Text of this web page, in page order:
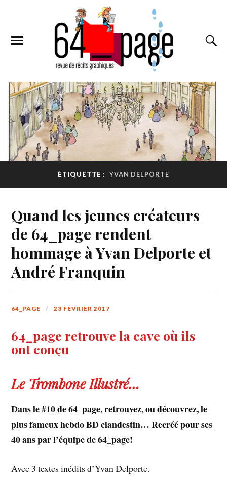
ÉTIQUETTE : YVAN DELPORTE
Quand les jeunes créateurs
de 64_page rendent
hommage à Yvan Delporte et
André Franquin
64_PAGE 23 FÉVRIER 2017
64_page retrouve la cave où ils
ont conçu
Le Trombone Illustré…
Dans le #10 de 64_page, retrouvez, ou découvrez, le
plus fameux hebdo BD clandestin… Recréé pour ses
40 ans par l’équipe de 64_page!
Avec 3 textes inédits d’Yvan Delporte.